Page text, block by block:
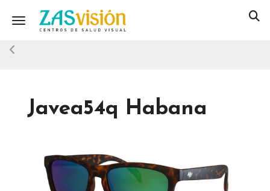
Toggle navigation
Javea54q Habana